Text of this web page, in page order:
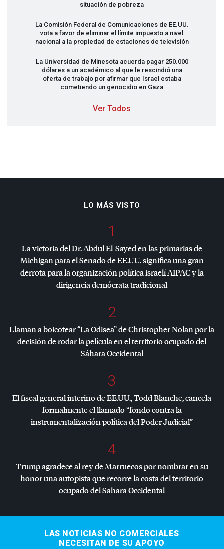
situación de pobreza
La Comisión Federal de Comunicaciones de EE.UU.
vota a favor de eliminar el límite impuesto a nivel
nacional a la propiedad de estaciones de televisión
La Universidad de Minesota acuerda pagar 250.000
dólares a un académico al que le rescindió una
oferta de trabajo por afirmar que Israel estaba
cometiendo un genocidio en Gaza
Ver Todos
LO MÁS VISTO
1
La victoria del Dr. Abdul El-Sayed en las primarias de
Michigan para el Senado de EE.UU. significa una gran
derrota para la organización política israelíAIPACy la
dirigencia demócrata tradicional
2
Llaman a boicotear “La Odisea” de Christopher Nolan por la
decisión de rodar la película en el territorio ocupado del
Sáhara Occidental
3
El fiscal general interino de EE.UU., Todd Blanche, cancela
formalmente el llamado “fondo contra la
instrumentalización política del Poder Judicial”
4
Trump agradece al rey de Marruecos por nombrar en su
honor una autopista que recorre la costa del territorio
ocupado del Sahara Occidental
LAS NOTICIAS NO COMERCIALES
NECESITAN DE SU APOYO